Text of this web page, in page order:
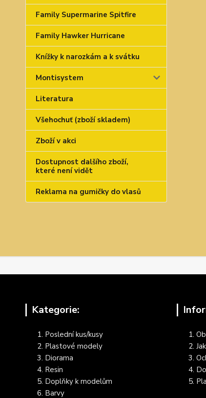
Family Supermarine Spitfire
Family Hawker Hurricane
Knížky k narozkám a k svátku
Montisystem
Literatura
Všehochuť (zboží skladem)
Zboží v akci
Dostupnost dalšího zboží,
které není vidět
Reklama na gumičky do vlasů
Kategorie:
Poslední kus/kusy
Plastové modely
Diorama
Resin
Doplňky k modelům
Barvy